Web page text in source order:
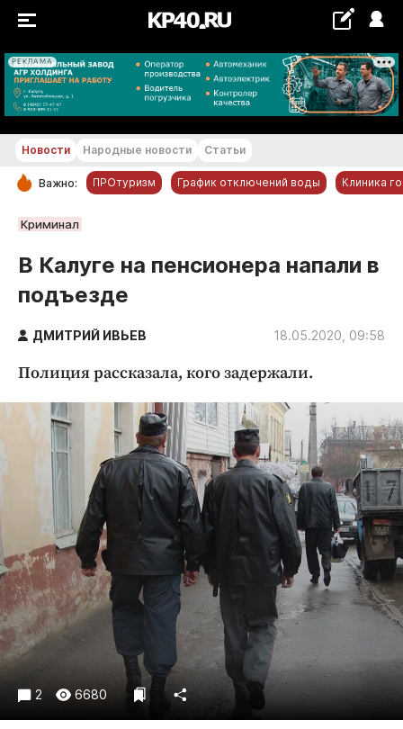
РЕКЛАМА
+28...+29 °С
РУБРИКИ
Новости компаний
Статьи
Народные новости
Благоустройство
Криминал
Культура
Недвижимость и ЖКХ
Образование
Общество
Погода
Праздники
Происшествия
Спорт
Экономика и бизнес
ПРОЕКТЫ
Новости Народные новости Статьи
Важно: ПРОтуризм График отключений воды Клиника
Криминал
В Калуге на пенсионера напали в
подъезде
ДМИТРИЙ ИВЬЕВ 18.05.2020, 09:58
Полиция рассказала, кого задержали.
2 6680